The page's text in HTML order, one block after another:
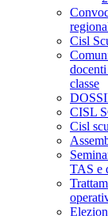
Cisl
classe
CISL
Cisl
TAS e